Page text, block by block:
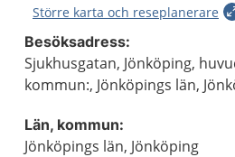
Större karta och reseplanerare
Besöksadress:
Sjukhusgatan, Jönköping,
kommun:, Jönköpings län,
Län, kommun:
Jönköpings län, Jönköping